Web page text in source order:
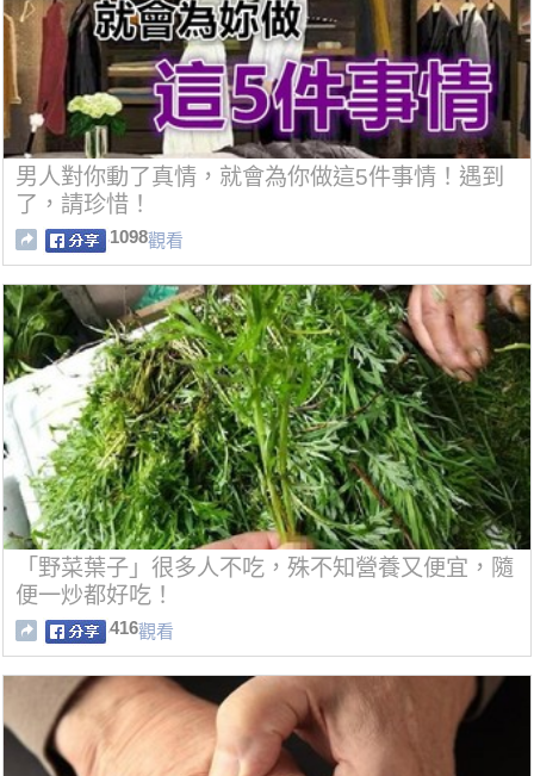
男人對你動了真情，就會為你做這5件事情！遇到
了，請珍惜！
1098觀看
「野菜葉子」很多人不吃，殊不知營養又便宜，隨
便一炒都好吃！
416觀看